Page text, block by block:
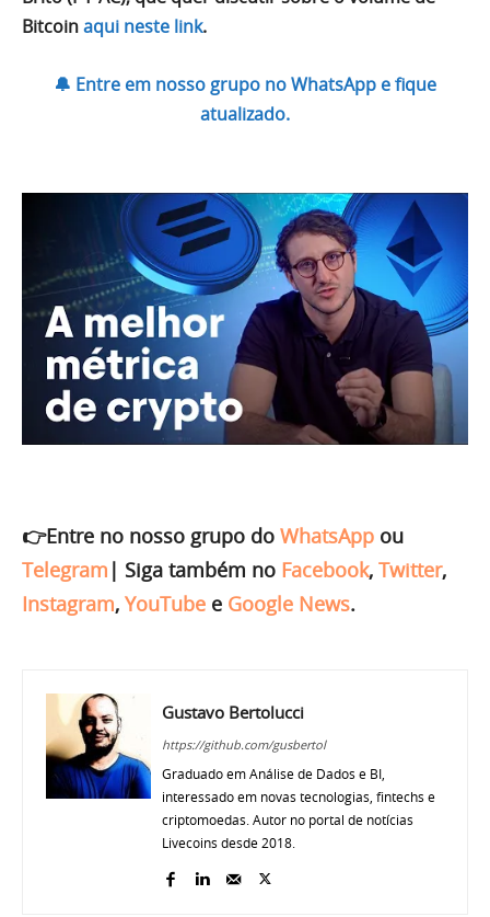
Bitcoinaqui neste link.
🔔 Entre em nosso grupo no WhatsApp e fique
atualizado.
👉Entre no nosso grupo do WhatsApp ou
Telegram | Siga também no Facebook, Twitter,
Instagram, YouTube e Google News.
Gustavo Bertolucci
https://github.com/gusbertol
Graduado em Análise de Dados e BI,
interessado em novas tecnologias, fintechs e
criptomoedas. Autor no portal de notícias
Livecoins desde 2018.